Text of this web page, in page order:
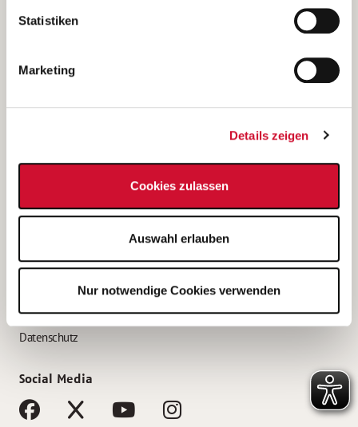
unsererDatenschutzerklärung
Statistiken
Marketing
Details zeigen
Cookies zulassen
Auswahl erlauben
Nur notwendige Cookies verwenden
(Ein Tochterunternehmen des AWO Bezirksverbandes Unterfranken
e.V.)
Bewerbung als Altenpflegehelfer*in
Bewerbung als Erzieher*in
AWO Gliederungen nach Bundesland
Impressum
Datenschutz
Social Media